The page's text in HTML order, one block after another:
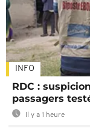
INFO
RDC :
passagers
Il y a 1 heure